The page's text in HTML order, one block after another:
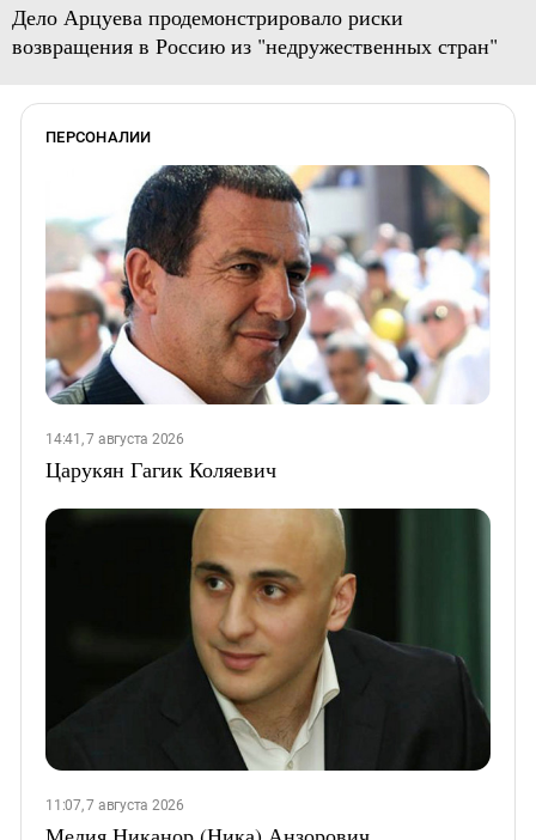
Дело Арцуева продемонстрировало риски
возвращения в Россию из "недружественных стран"
ПЕРСОНАЛИИ
14:41, 7 августа 2026
Царукян Гагик Коляевич
11:07, 7 августа 2026